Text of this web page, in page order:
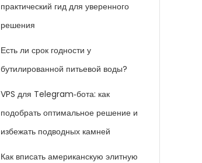
практический гид для уверенного
решения
Есть ли срок годности у
бутилированной питьевой воды?
VPS для Telegram‑бота: как
подобрать оптимальное решение и
избежать подводных камней
Как вписать американскую элитную